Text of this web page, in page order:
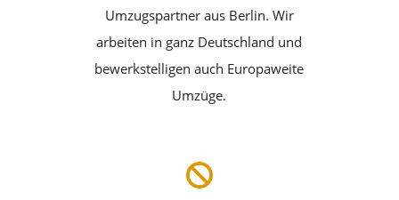
Umzugspartner aus Berlin. Wir
arbeiten in ganz Deutschland und
bewerkstelligen auch Europaweite
Umzüge.
